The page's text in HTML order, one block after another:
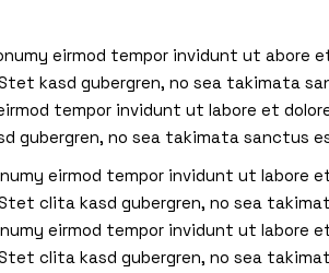
eirmod tempor invidunt ut abore
kasd gubergren, no sea takimata
tempor invidunt ut labore et
gubergren, no sea takimata sanctus
eirmod tempor invidunt ut labore
clita kasd gubergren, no sea
eirmod tempor invidunt ut labore
clita kasd gubergren, no sea